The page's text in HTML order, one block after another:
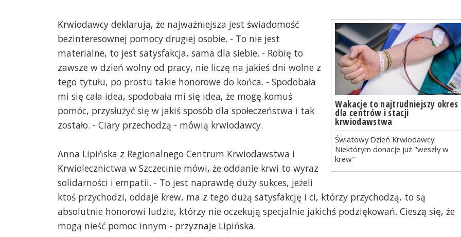
Wakacje to najtrudniejszy okres
dla centrów i stacji
krwiodawstwa
Światowy Dzień Krwiodawcy.
Niektórym donacje już "weszły w
krew"
Krwiodawcy deklarują, że najważniejsza jest świadomość
bezinteresownej pomocy drugiej osobie. - To nie jest
materialne, to jest satysfakcja, sama dla siebie. - Robię to
zawsze w dzień wolny od pracy, nie liczę na jakieś dni wolne z
tego tytułu, po prostu takie honorowe do końca. - Spodobała
mi się cała idea, spodobała mi się idea, że mogę komuś
pomóc, przysłużyć się w jakiś sposób dla społeczeństwa i tak
zostało. - Ciary przechodzą - mówią krwiodawcy.
Anna Lipińska z Regionalnego Centrum Krwiodawstwa i
Krwiolecznictwa w Szczecinie mówi, że oddanie krwi to wyraz
solidarności i empatii. - To jest naprawdę duży sukces, jeżeli
ktoś przychodzi, oddaje krew, ma z tego dużą satysfakcję i ci, którzy przychodzą, to są
absolutnie honorowi ludzie, którzy nie oczekują specjalnie jakichś podziękowań. Cieszą się, że
mogą nieść pomoc innym - przyznaje Lipińska.